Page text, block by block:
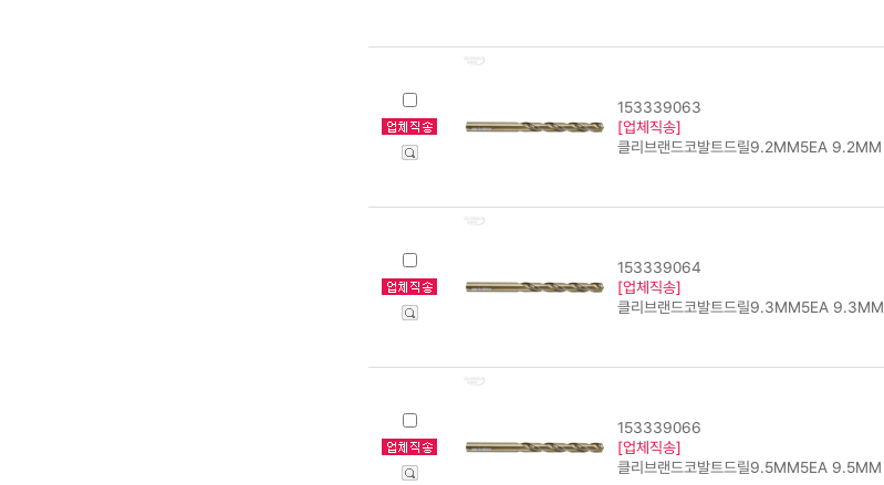
153339063
[업체직송]
클리브랜드코발트드릴9.2MM5EA 9.2MM
153339064
[업체직송]
클리브랜드코발트드릴9.3MM5EA 9.3MM
153339066
[업체직송]
클리브랜드코발트드릴9.5MM5EA 9.5MM